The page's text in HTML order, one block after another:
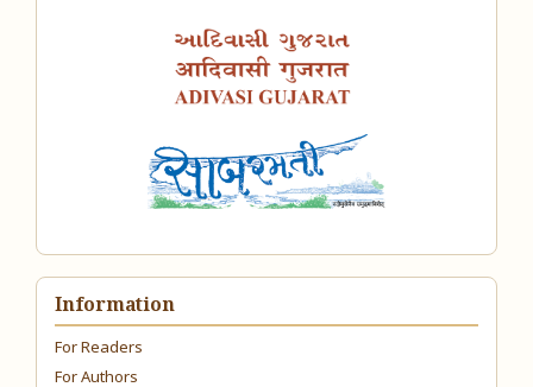
Information
For Readers
For Authors